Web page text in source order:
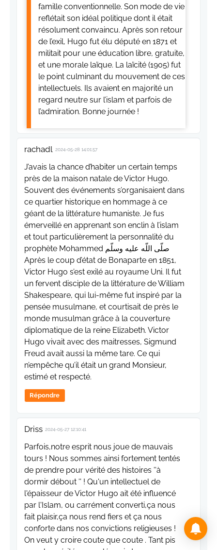
famille conventionnelle. Son mode de vie
reflétait son idéal politique dont il était
résolument convaincu. Après son retour
de l’exil, Hugo fut élu député en 1871 et
militait pour une éducation libre, gratuite,
et une morale laïque. La laïcité (1905) fut
le point culminant du mouvement de ces
intellectuels. Ils avaient en majorité un
regard neutre sur l’islam et parfois de
l’admiration. Bonne journée !
rachadl 2024-05-28 14:01:57
J’avais la chance d’habiter un certain temps
près de la maison natale de Victor Hugo.
Souvent des événements s’organisaient dans
ce quartier historique en hommage à ce
géant de la littérature humaniste. Je fus
émerveillé en apprenant son enclin à l’islam
et tout particulièrement la personnalité du
prophète Mohammed صلّى اللّه عليه وسلّم
Après le coup d’état de Bonaparte en 1851,
Victor Hugo s’est exilé au royaume Uni. Il fut
un fervent disciple de la littérature de William
Shakespeare, qui lui-même fut inspiré par la
pensée musulmane, et courtisait de près le
monde musulman grâce à la couverture
diplomatique de la reine Elizabeth. Victor
Hugo vivait avec des maitresses, Sigmund
Freud avait aussi la même tare. Ce qui
n’empêche qu’il était un grand Monsieur,
estimé et respecté.
Répondre
Driss 2024-05-27 12:10:41
Parfois,notre esprit nous joue de mauvais
tours ! Nous sommes ainsi fortement tentés
de prendre pour vérité des histoires ''à
dormir débout '' ! Qu'un intellectuel de
l'épaisseur de Victor Hugo ait été influencé
par l'Islam, ou carrément converti,ça nous
fait plaisir,ça nous rend fiers et ça nous
conforte dans nos convictions religieuses !
On veut y croire coute que coute . Tant pis